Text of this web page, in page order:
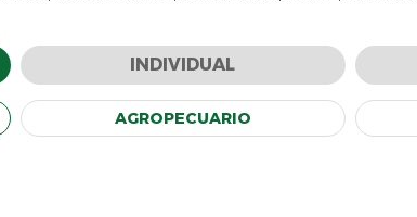
INDIVIDUAL
AGROPECUARIO